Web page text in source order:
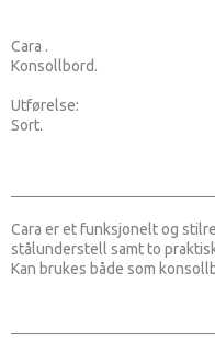
Cara .
Konsollbord.
Utførelse:
Sort.
Cara er et funksjonelt og
stålunderstell samt to
Kan brukes både som